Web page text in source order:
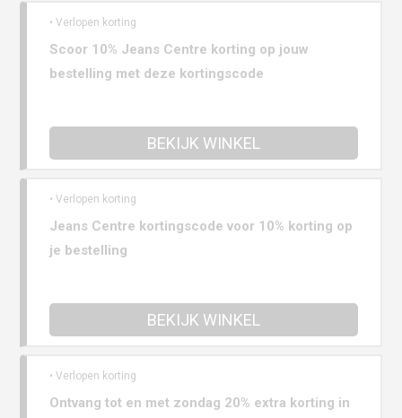
• Verlopen korting
Scoor 10% Jeans Centre korting op jouw
bestelling met deze kortingscode
BEKIJK WINKEL
• Verlopen korting
Jeans Centre kortingscode voor 10% korting op
je bestelling
BEKIJK WINKEL
• Verlopen korting
Ontvang tot en met zondag 20% extra korting in